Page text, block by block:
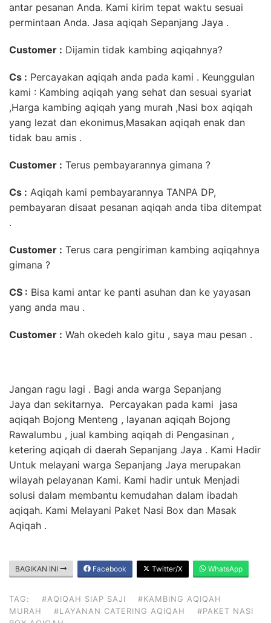
antar pesanan Anda. Kami kirim tepat waktu sesuai
permintaan Anda. Jasa aqiqah Sepanjang Jaya .
Customer : Dijamin tidak kambing aqiqahnya?
Cs : Percayakan aqiqah anda pada kami . Keunggulan
kami : Kambing aqiqah yang sehat dan sesuai syariat
,Harga kambing aqiqah yang murah ,Nasi box aqiqah
yang lezat dan ekonimus,Masakan aqiqah enak dan
tidak bau amis .
Customer : Terus pembayarannya gimana ?
Cs : Aqiqah kami pembayarannya TANPA DP,
pembayaran disaat pesanan aqiqah anda tiba ditempat
.
Customer : Terus cara pengiriman kambing aqiqahnya
gimana ?
CS : Bisa kami antar ke panti asuhan dan ke yayasan
yang anda mau .
Customer : Wah okedeh kalo gitu , saya mau pesan .
Jangan ragu lagi . Bagi anda warga Sepanjang
Jaya dan sekitarnya. Percayakan pada kami jasa
aqiqah Bojong Menteng , layanan aqiqah Bojong
Rawalumbu , jual kambing aqiqah di Pengasinan ,
ketering aqiqah di daerah Sepanjang Jaya . Kami Hadir
Untuk melayani warga Sepanjang Jaya merupakan
wilayah pelayanan Kami. Kami hadir untuk Menjadi
solusi dalam membantu kemudahan dalam ibadah
aqiqah. Kami Melayani Paket Nasi Box dan Masak
Aqiqah .
BAGIKAN INI Facebook Twitter/X WhatsApp
TAG: #AQIQAH SIAP SAJI
#KAMBING AQIQAH
MURAH
#LAYANAN CATERING AQIQAH
#PAKET NASI